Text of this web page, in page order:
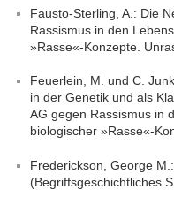
Fausto-Sterling, A.: Die
Rassismus in den
»Rasse«-Konzepte.
Feuerlein, M. und C.
in der Genetik und als
AG gegen Rassismus in
biologischer »Rasse«-
Frederickson, George
(Begriffsgeschichtliches